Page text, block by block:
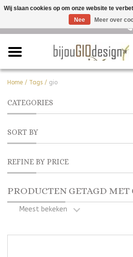
Home / Tags / gio
CATEGORIES
SORT BY
REFINE BY PRICE
PRODUCTEN GETAGD MET
Meest bekeken
Wij slaan cookies op om onze website te
Nee
Meer over